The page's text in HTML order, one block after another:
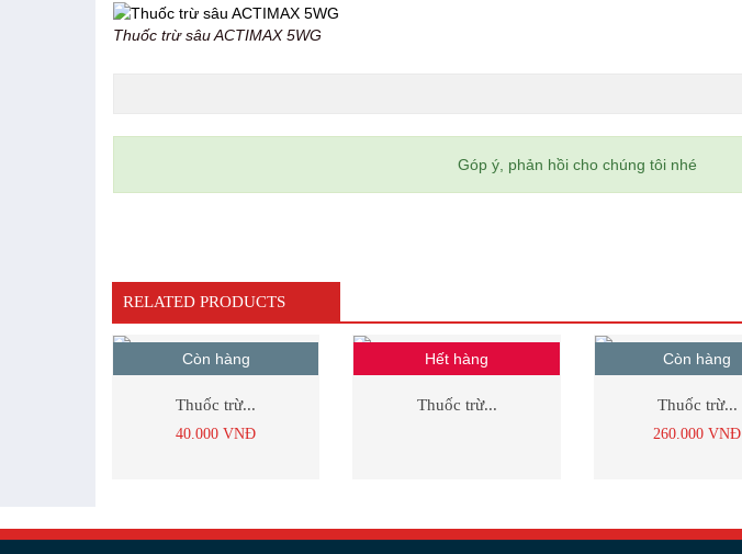
Thuốc trừ sâu ACTIMAX 5WG
Góp ý, phản hồi cho chúng tôi nhé
RELATED PRODUCTS
Còn hàng
Thuốc trừ...
40.000VNĐ
Hết hàng
Thuốc trừ...
Còn hàng
Thuốc trừ...
260.000VNĐ